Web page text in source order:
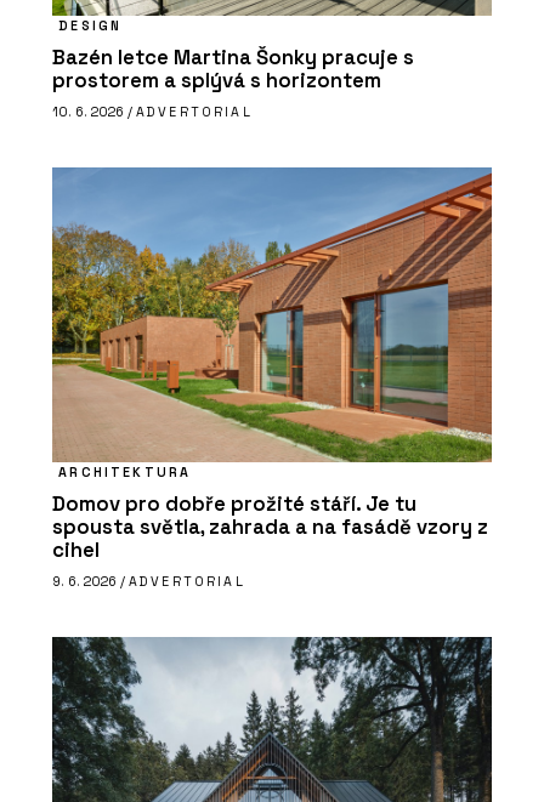
DESIGN
Bazén letce Martina Šonky pracuje s
prostorem a splývá s horizontem
10. 6. 2026 / ADVERTORIAL
ARCHITEKTURA
Domov pro dobře prožité stáří. Je tu
spousta světla, zahrada a na fasádě vzory z
cihel
9. 6. 2026 / ADVERTORIAL